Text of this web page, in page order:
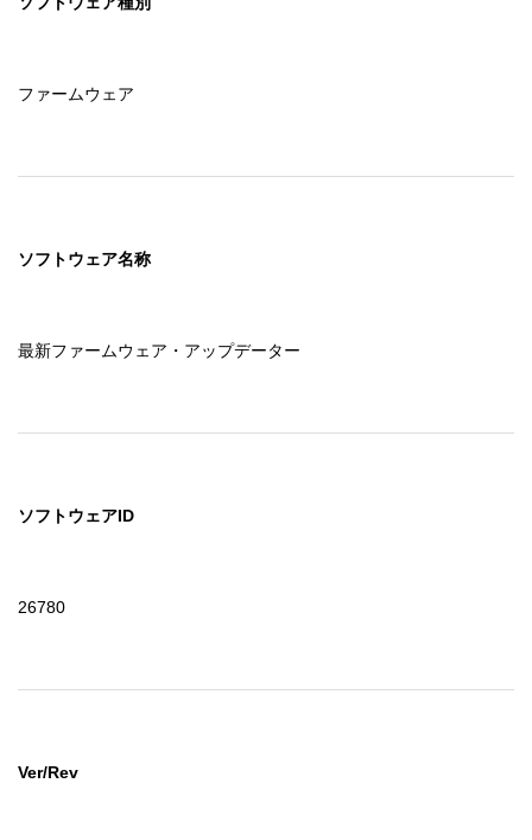
セイコーエプソン株式会社に帰属します。
ファームウェア
ソフトウェア名称
最新ファームウェア・アップデーター
ソフトウェアID
26780
Ver/Rev